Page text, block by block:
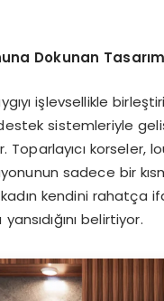
Dokunan
işlevsellikle
sistemleriyle
korseler,
sadece bir
kendini rahatça
belirtiyor.